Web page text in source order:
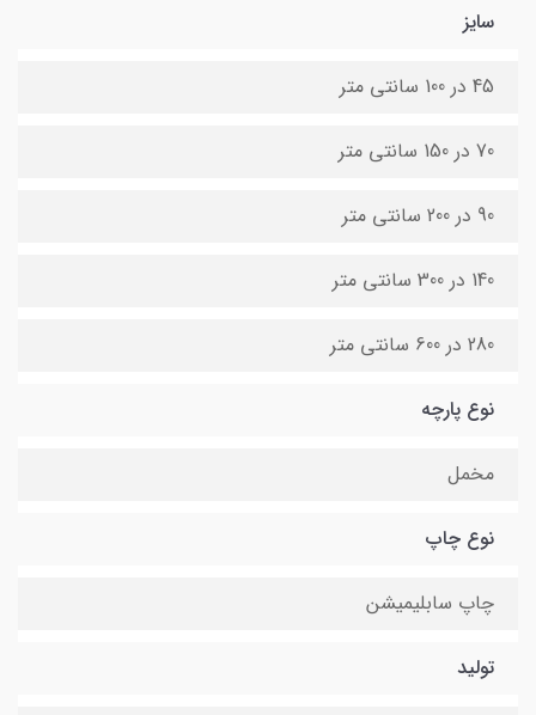
سایز
45 در 100 سانتی متر
70 در 150 سانتی متر
90 در 200 سانتی متر
140 در 300 سانتی متر
280 در 600 سانتی متر
نوع پارچه
مخمل
نوع چاپ
چاپ سابلیمیشن
تولید